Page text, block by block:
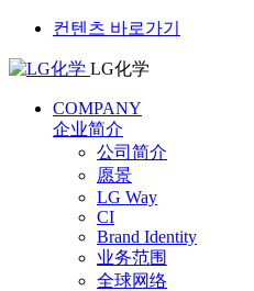
컨텐츠 바로가기
LG化学
COMPANY
企业简介
公司简介
愿景
LG Way
CI
Brand Identity
业务范围
全球网络